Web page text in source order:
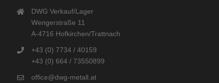
DWG Verkauf/Lager
Wengerstraße 11
A-4716 Hofkirchen/Trattnach
+43 (0) 7734 / 40159
+43 (0) 664 / 73550899
office@dwg-metall.at